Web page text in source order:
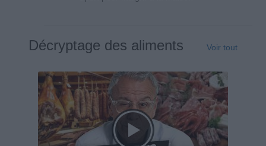
Décryptage des aliments Voir tout